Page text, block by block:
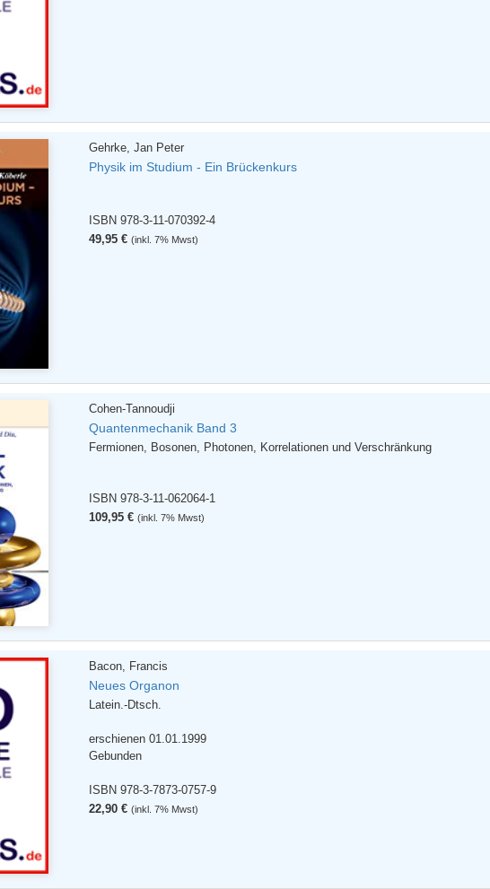
Gehrke, Jan Peter
Physik im Studium - Ein Brückenkurs
ISBN 978-3-11-070392-4
49,95 € (inkl. 7% Mwst)
Cohen-Tannoudji
Quantenmechanik Band 3
Fermionen, Bosonen, Photonen, Korrelationen und Verschränkung
ISBN 978-3-11-062064-1
109,95 € (inkl. 7% Mwst)
Bacon, Francis
Neues Organon
Latein.-Dtsch.
erschienen 01.01.1999
Gebunden
ISBN 978-3-7873-0757-9
22,90 € (inkl. 7% Mwst)